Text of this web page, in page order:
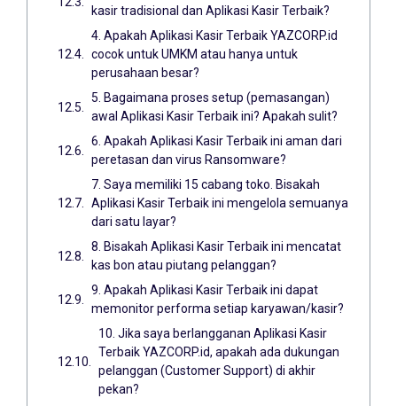
kasir tradisional dan Aplikasi Kasir Terbaik?
4. Apakah Aplikasi Kasir Terbaik YAZCORP.id
cocok untuk UMKM atau hanya untuk
perusahaan besar?
5. Bagaimana proses setup (pemasangan)
awal Aplikasi Kasir Terbaik ini? Apakah sulit?
6. Apakah Aplikasi Kasir Terbaik ini aman dari
peretasan dan virus Ransomware?
7. Saya memiliki 15 cabang toko. Bisakah
Aplikasi Kasir Terbaik ini mengelola semuanya
dari satu layar?
8. Bisakah Aplikasi Kasir Terbaik ini mencatat
kas bon atau piutang pelanggan?
9. Apakah Aplikasi Kasir Terbaik ini dapat
memonitor performa setiap karyawan/kasir?
10. Jika saya berlangganan Aplikasi Kasir
Terbaik YAZCORP.id, apakah ada dukungan
pelanggan (Customer Support) di akhir
pekan?